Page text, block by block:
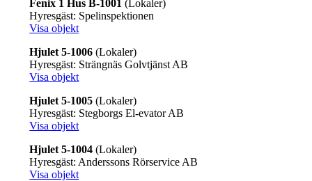
Fenix 1 Hus B-1001 (Lokaler)
Hyresgäst: Spelinspektionen
Visa objekt
Hjulet 5-1006 (Lokaler)
Hyresgäst: Strängnäs Golvtjänst AB
Visa objekt
Hjulet 5-1005 (Lokaler)
Hyresgäst: Stegborgs El-evator AB
Visa objekt
Hjulet 5-1004 (Lokaler)
Hyresgäst: Anderssons Rörservice AB
Visa objekt